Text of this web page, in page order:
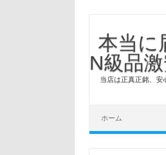
本当に
N級品
当店は正真正銘、安
ホーム